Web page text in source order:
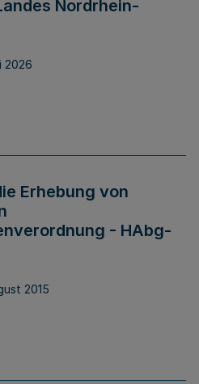
Nordrhein-
2026
Erhebung von
- HAbg-
2015